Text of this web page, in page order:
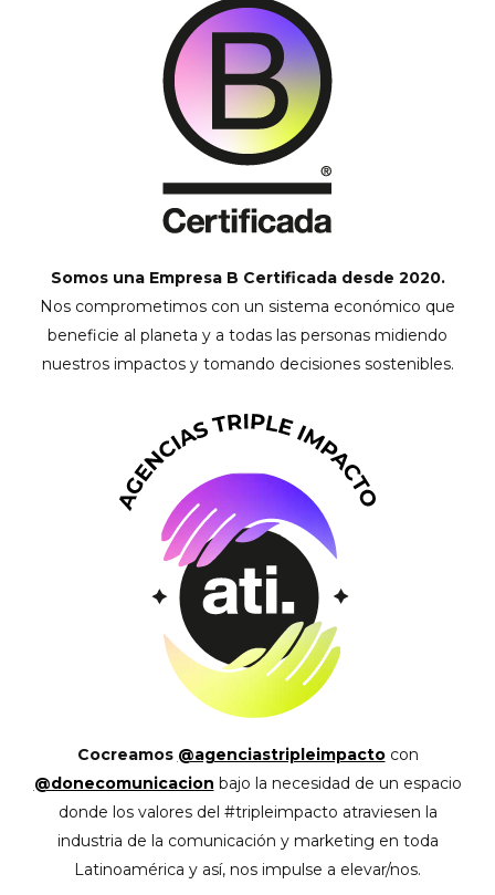
Somos una Empresa B Certificada desde 2020.
Nos comprometimos con un sistema económico que
beneficie al planeta y a todas las personas midiendo
nuestros impactos y tomando decisiones sostenibles.
Cocreamos @agenciastripleimpactocon
@donecomunicacion bajo la necesidad de un espacio
donde los valores del #tripleimpacto atraviesen la
industria de la comunicación y marketing en toda
Latinoamérica y así, nos impulse a elevar/nos.